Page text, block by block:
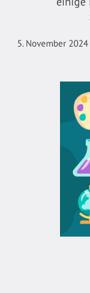
5. November 2024